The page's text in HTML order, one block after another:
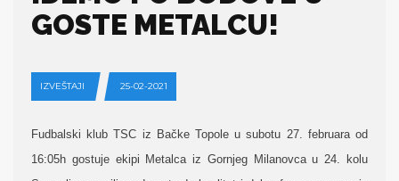
GOSTE METALCU!
IZVEŠTAJI 25-02-2021
Fudbalski klub TSC iz Bačke Topole u subotu 27. februara od
16:05h gostuje ekipi Metalca iz Gornjeg Milanovca u 24. kolu